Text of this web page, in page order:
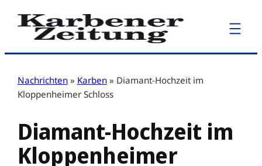
Zum
Inhalt
Nachrichten » Karben » Diamant-Hochzeit im
Kloppenheimer Schloss
Diamant-Hochzeit im
Kloppenheimer